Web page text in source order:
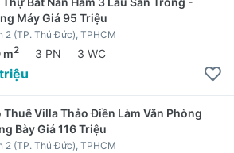
Máy Giá 95 Triệu
2 (TP. Thủ Đức), TPHCM
m2 3 PN 3 WC
Thuê Villa Thảo Điền Làm Văn Phòng
Bày Giá 116 Triệu
2 (TP. Thủ Đức), TPHCM